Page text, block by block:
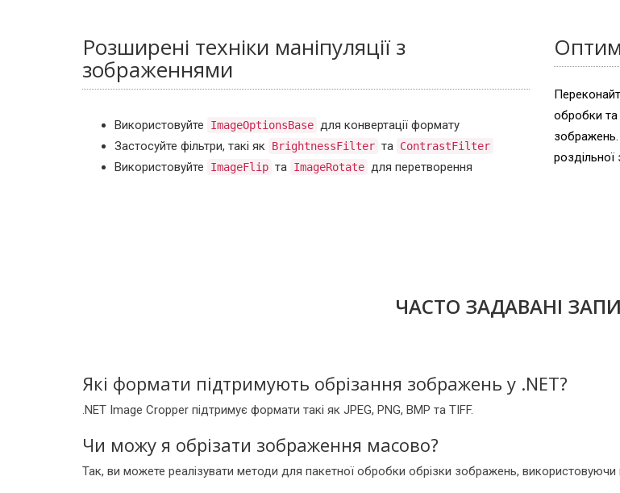
Розширені техніки маніпуляції з
зображеннями
Використовуйте ImageOptionsBase для конвертації формату
Застосуйте фільтри, такі як BrightnessFilter та ContrastFilter
Використовуйте ImageFlip та ImageRotate для перетворення
обробки та
ЧАСТО ЗАДАВАНІ
Які формати підтримують обрізання зображень у .NET?
.NET Image Cropper підтримує формати такі як JPEG, PNG, BMP та TIFF.
Чи можу я обрізати зображення масово?
Так, ви можете реалізувати методи для пакетної обробки обрізки зображень, використовуючи